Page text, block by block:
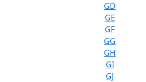
GD
GE
GF
GG
GH
GI
GJ